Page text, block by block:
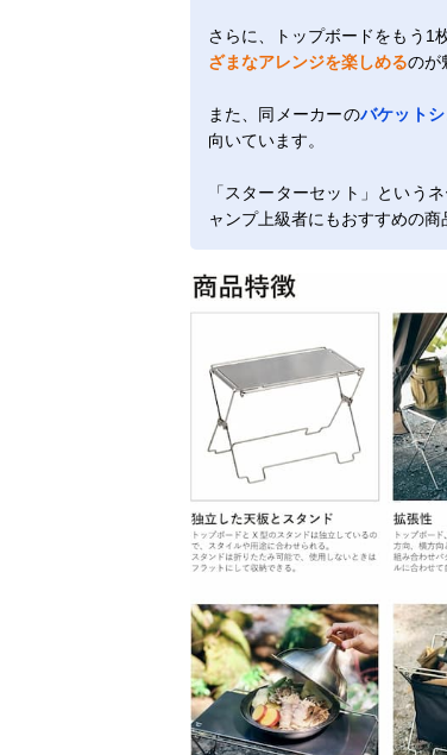
さらに、トップボードをもう1
ざまなアレンジを楽しめるのが
また、同メーカーのバケット
向いています。
「スターターセット」という
ャンプ上級者にもおすすめの商